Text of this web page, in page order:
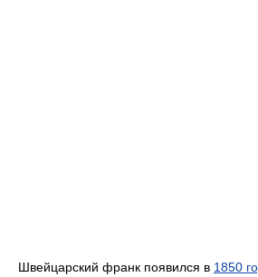
Швейцарский франк появился в 1850